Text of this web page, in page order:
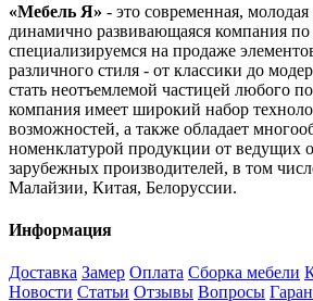
«Мебель Я» - это современная,
динамично развивающаяся компания
специализируемся на продаже
различного стиля - от классики до
стать неотъемлемой частицей любого
компания имеет широкий набор
возможностей, а также обладает
номенклатурой продукции от ведущих
зарубежных производителей, в том
Малайзии, Китая, Белоруссии.
Информация
Доставка Замер Оплата Сборка мебели
Новости Статьи Отзывы Вопросы